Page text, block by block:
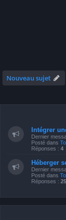
Nouveau sujet
Intégrer
Dernier
Posté dans
Réponses : 4
Héberger
Dernier
Posté dans
Réponses :